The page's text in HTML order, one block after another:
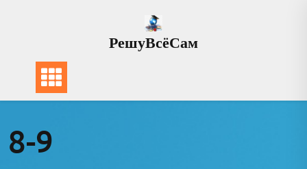
РешуВсёСам
8-9